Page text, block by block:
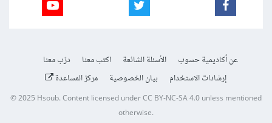
عن أكاديمية حسوب الأسئلة الشائعة اكتب معنا
درّب معنا
إرشادات الاستخدام
بيان الخصوصية مركز المساعدة
© 2025Hsoub.Content licensed underCC BY-NC-SA 4.0unless mentioned
otherwise.